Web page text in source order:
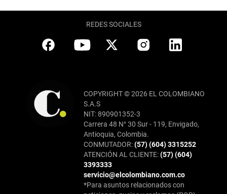
REDES SOCIALES
COPYRIGHT © 2026 EL COLOMBIANO
S.A.S
NIT: 890901352-3
Carrera 48 N° 30 Sur - 119, Envigado,
Antioquia, Colombia.
CONMUTADOR:(57) (604) 3315252
ATENCIÓN AL CLIENTE:(57) (604)
3393333
servicio@elcolombiano.com.co
*Para asuntos relacionados con